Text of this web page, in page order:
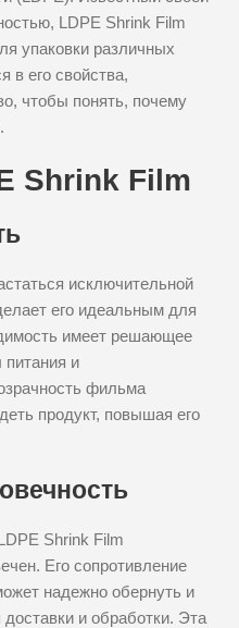
LDPE Shrink Film
упаковки различных
в его свойства,
чтобы понять, почему
Shrink Film
исключительной
его идеальным для
имеет решающее
питания и
фильма
продукт, повышая его
Shrink Film
Его сопротивление
надежно обернуть и
и обработки. Эта